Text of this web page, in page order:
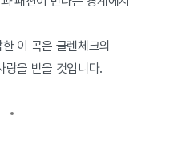
이 곡은 글렌체크의
랑을 받을 것입니다.